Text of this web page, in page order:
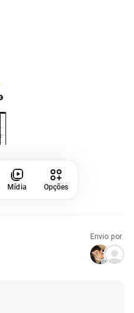
Mídia Opções
Envio por